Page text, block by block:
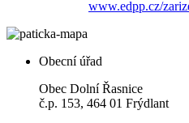
www.edpp.cz/
Obecní úřad
Obec Dolní Řasnice
č.p. 153, 464 01 Frýdlant